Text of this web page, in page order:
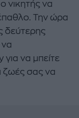
νικητής να
Την ώρα
δεύτερης
να
να μπείτε
ζωές σας να